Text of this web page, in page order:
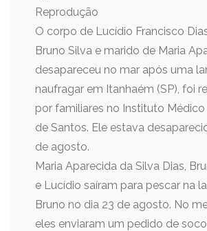
Reprodução
O corpo de Lucídio Francisco
Bruno Silva e marido de Maria
desapareceu no mar após uma
naufragar em Itanhaém (SP), foi
por familiares no Instituto
de Santos. Ele estava
de agosto.
Maria Aparecida da Silva Dias,
e Lucídio saíram para pescar na
Bruno no dia 23 de agosto. No
eles enviaram um pedido de